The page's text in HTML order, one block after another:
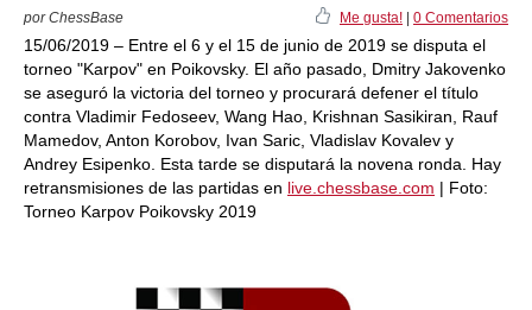
por ChessBase Me gusta! 0 Comentarios
15/06/2019 – Entre el 6 y el 15 de junio de 2019 se disputa el
torneo "Karpov" en Poikovsky. El año pasado, Dmitry Jakovenko
se aseguró la victoria del torneo y procurará defener el título
contra Vladimir Fedoseev, Wang Hao, Krishnan Sasikiran, Rauf
Mamedov, Anton Korobov, Ivan Saric, Vladislav Kovalev y
Andrey Esipenko. Esta tarde se disputará la novena ronda. Hay
retransmisiones de las partidas en live.chessbase.com | Foto:
Torneo Karpov Poikovsky 2019